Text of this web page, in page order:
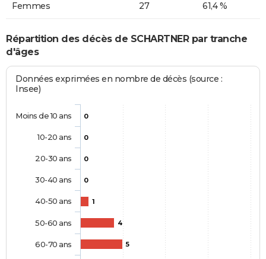
Femmes 27 61,4 %
Répartition des décès de SCHARTNER par tranche
d'âges
Données exprimées en nombre de décès (source :
Insee)
0
0
0
0
1
4
5
Moins de 10 ans
10-20 ans
20-30 ans
30-40 ans
40-50 ans
50-60 ans
60-70 ans